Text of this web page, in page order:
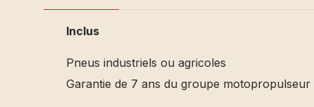
Inclus
Pneus industriels ou agricoles
Garantie de 7 ans du groupe motopropulseur